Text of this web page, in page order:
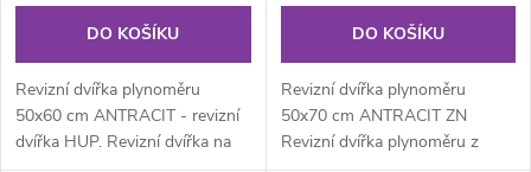
DO KOŠÍKU
Revizní dvířka plynoměru
50x60 cm ANTRACIT - revizní
dvířka HUP. Revizní dvířka na
DO KOŠÍKU
Revizní dvířka plynoměru
50x70 cm ANTRACIT ZN
Revizní dvířka plynoměru z